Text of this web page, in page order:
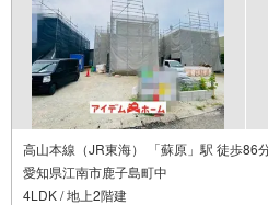
高山本線（JR東海） 「蘇原」駅 徒歩86
愛知県江南市鹿子島町中
4LDK / 地上2階建